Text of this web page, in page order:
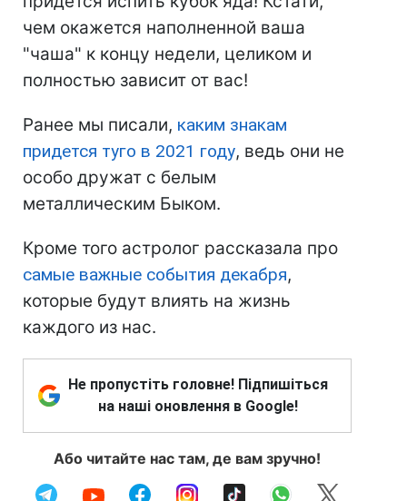
чем окажется наполненной ваша
"чаша" к концу недели, целиком и
полностью зависит от вас!
Ранее мы писали, каким знакам
придется туго в 2021 году, ведь они не
особо дружат с белым
металлическим Быком.
Кроме того астролог рассказала про
самые важные события декабря,
которые будут влиять на жизнь
каждого из нас.
Не пропустіть головне! Підпишіться
на наші оновлення в Google!
Або читайте нас там, де вам зручно!